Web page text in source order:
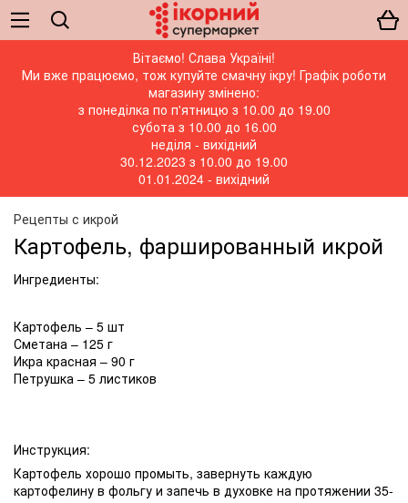
Вітаємо! Слава Україні!
Ми вже працюємо, тож купуйте смачну ікру! Графік роботи
магазину змінено:
з понеділка по п'ятницю з 10.00 до 19.00
субота з 10.00 до 16.00
неділя - вихідний
30.12.2023 з 10.00 до 19.00
01.01.2024 - вихідний
Рецепты с икрой
Картофель, фаршированный икрой
Ингредиенты:
Картофель – 5 шт
Сметана – 125 г
Икра красная – 90 г
Петрушка – 5 листиков
Инструкция:
Картофель хорошо промыть, завернуть каждую
картофелину в фольгу и запечь в духовке на протяжении 35-